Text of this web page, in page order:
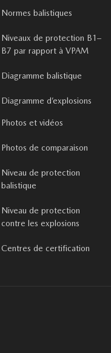
Normes balistiques
Niveaux de protection B1–
B7 par rapport à VPAM
Diagramme balistique
Diagramme d’explosions
Photos et vidéos
Photos de comparaison
Niveau de protection
balistique
Niveau de protection
contre les explosions
Centres de certification